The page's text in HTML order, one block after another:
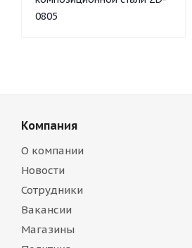
0805
Компания
О компании
Новости
Сотрудники
Вакансии
Магазины